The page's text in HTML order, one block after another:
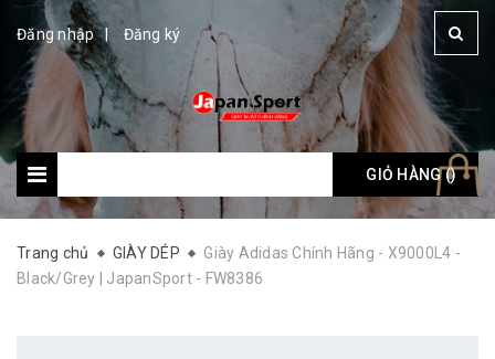
Đăng nhập Đăng ký
Giỏ hàng: ()
GIỎ HÀNG ()
Trang chủ GIÀY DÉP
Giày Adidas Chính Hãng - X9000L4 -
Black/Grey | JapanSport - FW8386